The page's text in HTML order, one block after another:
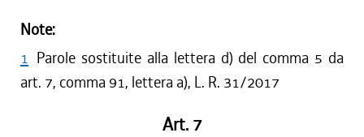
Note:
1 Parole sostituite alla lettera d) del comma 5 da
art. 7, comma 91, lettera a), L. R. 31/2017
Art. 7